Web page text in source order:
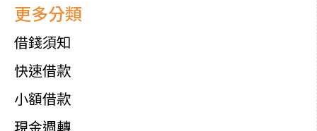
更多分類
借錢須知
快速借款
小額借款
現金週轉